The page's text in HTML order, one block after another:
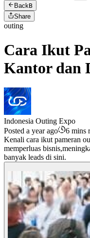
BackB
Share
outing
Cara Ikut
Kantor dan
Indonesia Outing Expo
Posted a year ago
6 mins
Kenali cara ikut pameran
memperluas
banyak leads di sini.